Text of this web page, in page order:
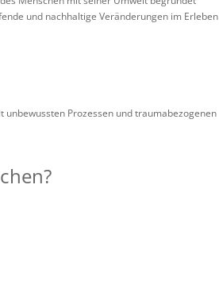
und nachhaltige Veränderungen im Erleben
Prozessen und traumabezogenen